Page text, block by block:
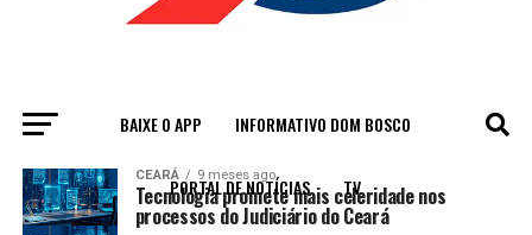
BAIXE O APP INFORMATIVO DOM BOSCO
PORTAL DE NOTÍCIAS TV
All posts tagged "Judiciário"
CEARÁ 9 meses ago
Tecnologia promete mais celeridade nos
processos do Judiciário do Ceará